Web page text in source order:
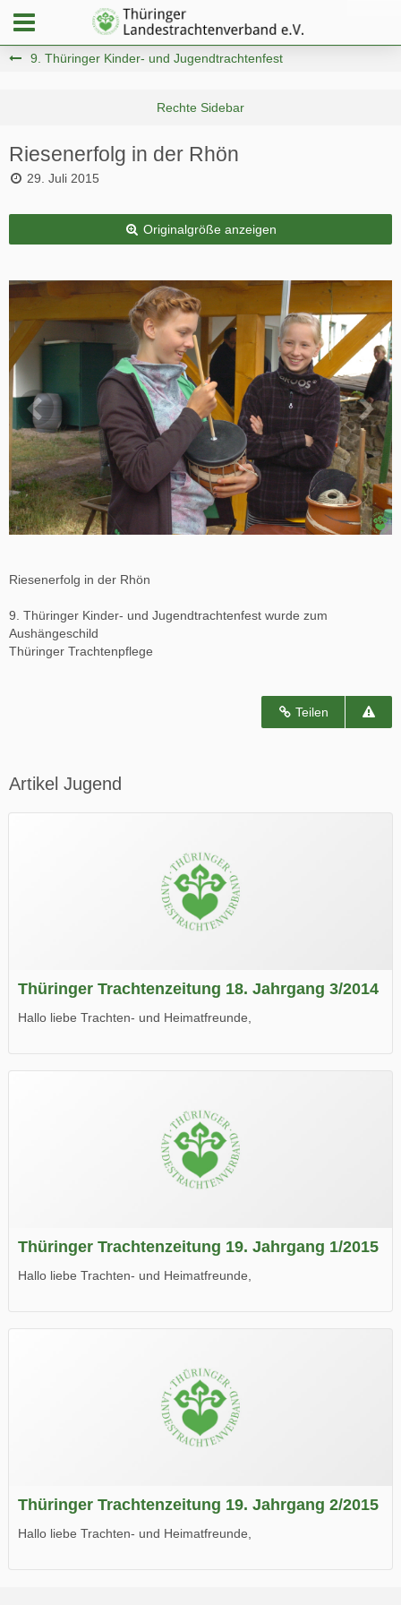
9. Thüringer Kinder- und Jugendtrachtenfest
Riesenerfolg in der Rhön
29. Juli 2015
Originalgröße anzeigen
Riesenerfolg in der Rhön
9. Thüringer Kinder- und Jugendtrachtenfest wurde zum
Aushängeschild
Thüringer Trachtenpflege
Teilen
Artikel Jugend
Thüringer Trachtenzeitung 18. Jahrgang 3/2014
Hallo liebe Trachten- und Heimatfreunde,
Wir wünschen Euch viel Spaß beim Lesen.
Thüringer Trachtenzeitung 19. Jahrgang 1/2015
Hallo liebe Trachten- und Heimatfreunde,
Wir wünschen Euch viel Spaß beim Lesen.
Thüringer Trachtenzeitung 19. Jahrgang 2/2015
Hallo liebe Trachten- und Heimatfreunde,